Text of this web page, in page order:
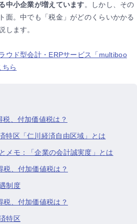
中小企業が増えています。しかし、その
面。中でも「税金」がどのくらいかかる
します。
ウド型会計・ERPサービス「multiboo
ら
、付加価値税は？
特区「仁川経済自由区域」とは
メモ：「企業の会計誠実度」とは
税、付加価値税は？
制度
税、付加価値税は？
特区